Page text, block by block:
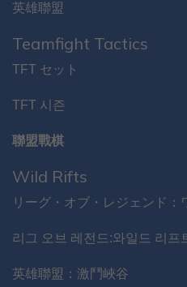
英雄聯盟
Teamfight Tactics
TFT セット
TFT 시즌
聯盟戰棋
Wild Rifts
リーグ・オブ・レジェンド：
리그 오브 레전드:와일드 리프
英雄聯盟：激鬥峽谷